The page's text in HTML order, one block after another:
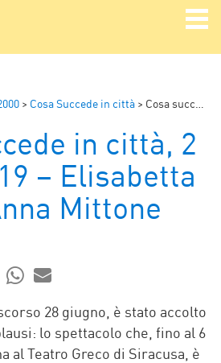
> Cosa Succede in città > Cosa succede in città, 2 luglio 2019 – Elisabetta Pozzi e Anna Mittone
in città, 2
– Elisabetta
Mittone
WHATSAPP
MAIL
28 giugno, è stato accolto
lo spettacolo che, fino al 6
al Teatro Greco di Siracusa, è